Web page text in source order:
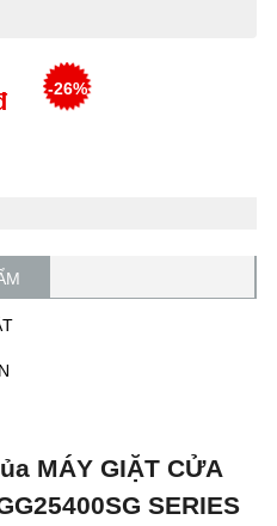
-26%
MÁY GIẶT CỬA
SERIES